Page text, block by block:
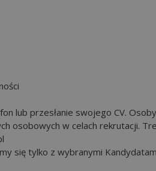
lub przesłanie swojego CV.
osobowych w celach rekrutacji.
się tylko z wybranymi